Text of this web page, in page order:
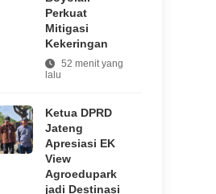
Perkuat
Mitigasi
Kekeringan
52 menit yang
lalu
Ketua DPRD
Jateng
Apresiasi EK
View
Agroedupark
jadi Destinasi